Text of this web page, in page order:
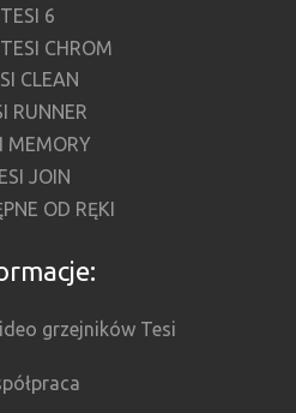
TESI 6
CHROM
CLEAN
RUNNER
MEMORY
JOIN
OD RĘKI
grzejników Tesi